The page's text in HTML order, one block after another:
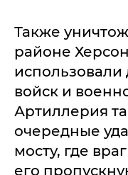
Также
районе
войск и
Артиллерия
очередные
мосту, где
его